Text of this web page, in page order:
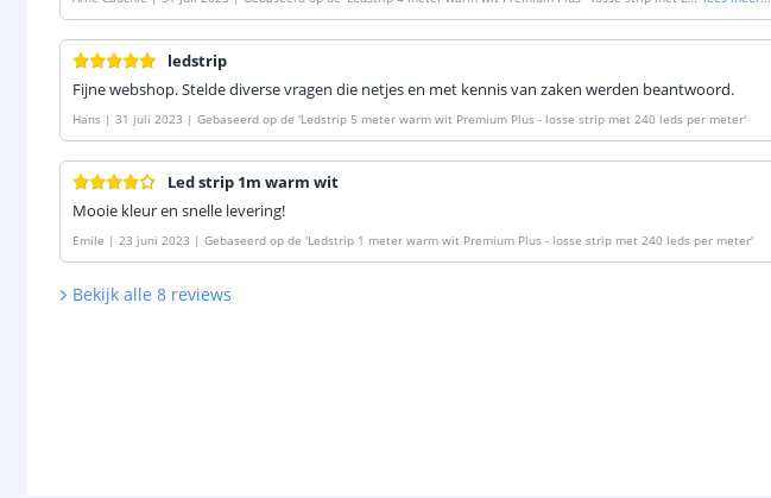
leds per meter'
ledstrip
Fijne webshop. Stelde diverse vragen die netjes en met kennis van zaken werden beantwoord.
Hans | 31 juli 2023 | Gebaseerd op de 'Ledstrip 5 meter warm wit Premium Plus - losse strip met 240 leds per meter'
Led strip 1m warm wit
Mooie kleur en snelle levering!
Emile | 23 juni 2023 | Gebaseerd op de 'Ledstrip 1 meter warm wit Premium Plus - losse strip met 240 leds per meter'
Bekijk alle 8 reviews